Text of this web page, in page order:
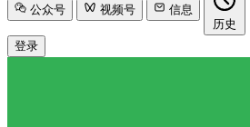
公众号 视频号
信息
历史
登录